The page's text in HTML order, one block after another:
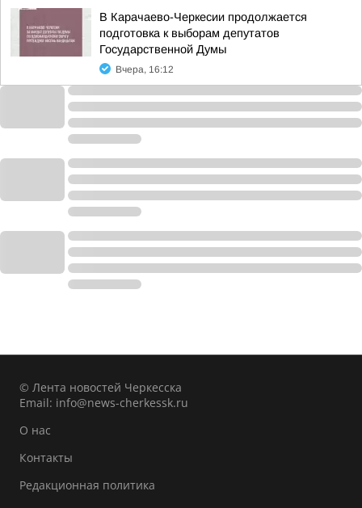
В Карачаево-Черкесии продолжается
подготовка к выборам депутатов
Государственной Думы
Вчера, 16:12
© Лента новостей Черкесска
Email: info@news-cherkessk.ru
О нас
Контакты
Редакционная политика